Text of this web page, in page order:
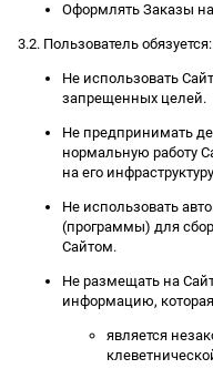
Оформлять Заказы
3.2. Пользователь обязуется:
Не использовать
запрещенных целей.
Не предпринимать
нормальную работу
на его
Не использовать
(программы) для
Сайтом.
Не размещать на
информацию,
является